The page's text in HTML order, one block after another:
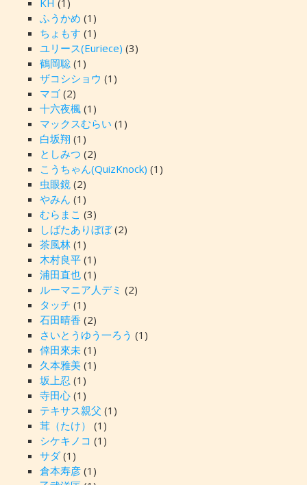
ふうかめ (1)
ちょもす (1)
ユリース(Euriece) (3)
鶴岡聡 (1)
ザコシショウ (1)
マゴ(2)
十六夜楓(1)
マックスむらい (1)
白坂翔 (1)
としみつ (2)
こうちゃん(QuizKnock) (1)
虫眼鏡(2)
やみん (1)
むらまこ (3)
しばたありぼぼ(2)
茶風林(1)
木村良平(1)
浦田直也(1)
ルーマニア人デミ (2)
タッチ (1)
石田晴香 (2)
さいとうゆう一ろう (1)
倖田來未(1)
久本雅美(1)
坂上忍 (1)
寺田心(1)
テキサス親父 (1)
茸（たけ）
(1)
シケキノコ (1)
サダ(1)
倉本寿彦(1)